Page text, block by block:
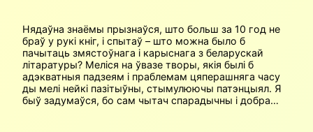
Нядаўна знаёмы прызнаўся, што больш за 10 год не
браў у рукі кніг, і спытаў – што можна было б
пачытаць змястоўнага і карыснага з беларускай
літаратуры? Меліся на ўвазе творы, якія былі б
адэкватныя падзеям і праблемам цяперашняга часу
ды мелі нейкі пазітыўны, стымулюючы патэнцыял. Я
быў задумаўся, бо сам чытач спарадычны і добра…